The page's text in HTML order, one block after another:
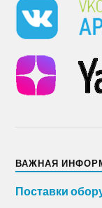
ВАЖНАЯ
Поставки